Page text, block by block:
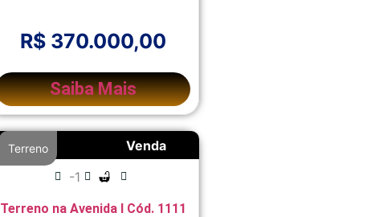
R$ 370.000,00
Saiba Mais
Venda
Terreno
-1
Terreno na Avenida l Cód. 1111